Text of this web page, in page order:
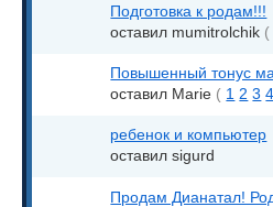
Подготовка к родам!!!
оставил mumitrolchik (
Повышенный тонус
оставил Marie ( 1 2 3 4
ребенок и компьютер
оставил sigurd
Продам Дианатал!